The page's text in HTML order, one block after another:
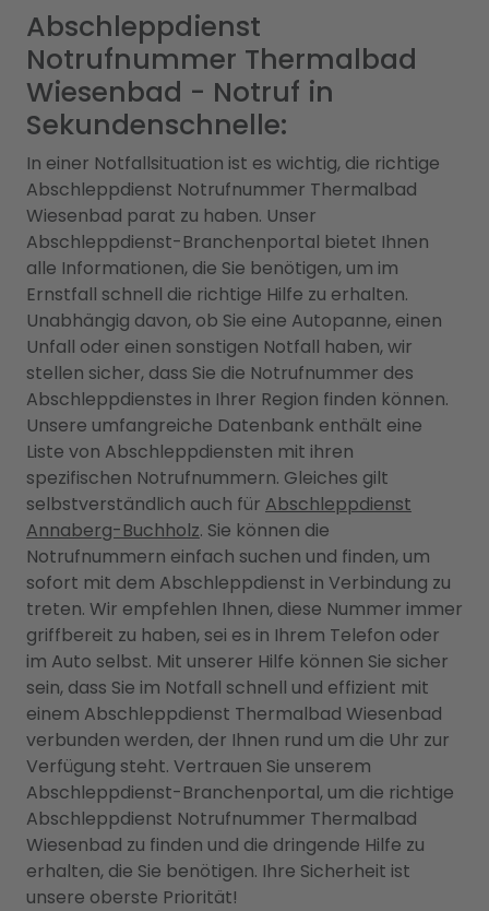
Abschleppdienst
Notrufnummer Thermalbad
Wiesenbad - Notruf in
Sekundenschnelle:
In einer Notfallsituation ist es wichtig, die richtige
Abschleppdienst Notrufnummer Thermalbad
Wiesenbad parat zu haben. Unser
Abschleppdienst-Branchenportal bietet Ihnen
alle Informationen, die Sie benötigen, um im
Ernstfall schnell die richtige Hilfe zu erhalten.
Unabhängig davon, ob Sie eine Autopanne, einen
Unfall oder einen sonstigen Notfall haben, wir
stellen sicher, dass Sie die Notrufnummer des
Abschleppdienstes in Ihrer Region finden können.
Unsere umfangreiche Datenbank enthält eine
Liste von Abschleppdiensten mit ihren
spezifischen Notrufnummern. Gleiches gilt
selbstverständlich auch für Abschleppdienst
Annaberg-Buchholz. Sie können die
Notrufnummern einfach suchen und finden, um
sofort mit dem Abschleppdienst in Verbindung zu
treten. Wir empfehlen Ihnen, diese Nummer immer
griffbereit zu haben, sei es in Ihrem Telefon oder
im Auto selbst. Mit unserer Hilfe können Sie sicher
sein, dass Sie im Notfall schnell und effizient mit
einem Abschleppdienst Thermalbad Wiesenbad
verbunden werden, der Ihnen rund um die Uhr zur
Verfügung steht. Vertrauen Sie unserem
Abschleppdienst-Branchenportal, um die richtige
Abschleppdienst Notrufnummer Thermalbad
Wiesenbad zu finden und die dringende Hilfe zu
erhalten, die Sie benötigen. Ihre Sicherheit ist
unsere oberste Priorität!